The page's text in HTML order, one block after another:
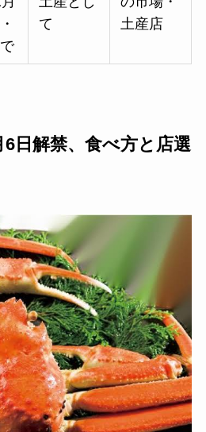
て
土産店
日解禁、食べ方と店選